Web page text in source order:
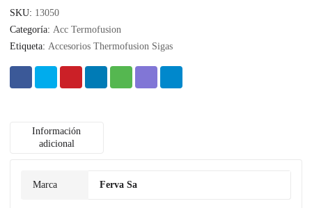
SKU: 13050
Categoría: Acc Termofusion
Etiqueta: Accesorios Thermofusion Sigas
Información
adicional
Marca Ferva Sa